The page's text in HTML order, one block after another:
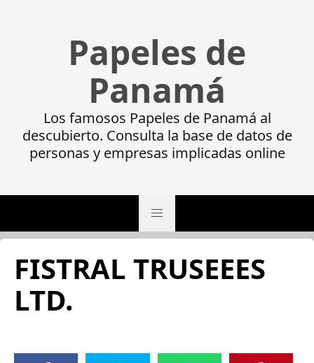
Papeles de
Panamá
Los famosos Papeles de Panamá al
descubierto. Consulta la base de datos de
personas y empresas implicadas online
FISTRAL TRUSEEES
LTD.